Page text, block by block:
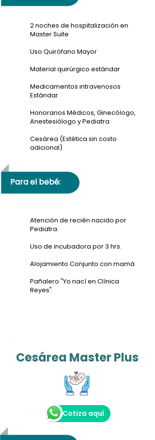
2 noches de hospitalización en
Master Suite
Uso Quirófano Mayor
Material quirúrgico estándar
Medicamentos intravenosos
Estándar
Honorarios Médicos, Ginecólogo,
Anestesiólogo y Pediatra
Cesárea (Estética sin costo
adicional)
Para el bebé:
Atención de recién nacido por
Pediatra.
Uso de incubadora por 3 hrs.
Alojamiento Conjunto con mamá
Pañalero "Yo nací en Clínica
Reyes"
Cesárea Master Plus
Cotiza aquí